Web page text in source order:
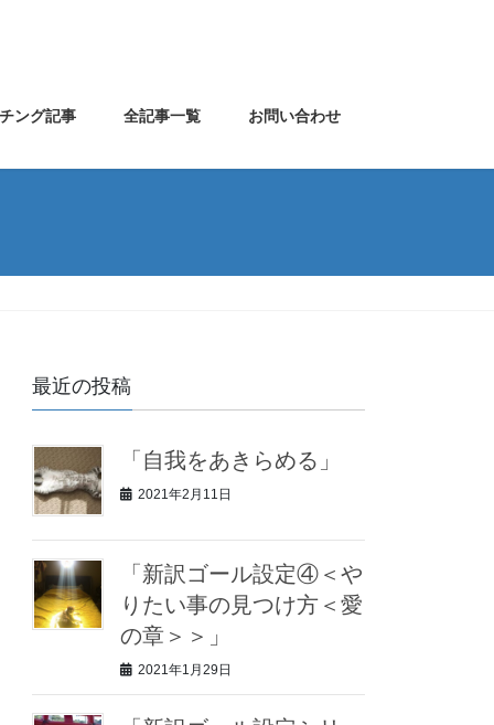
ング記事 全記事一覧 お問い合わせ
最近の投稿
「自我をあきらめる」
2021年2月11日
「新訳ゴール設定④＜や
りたい事の見つけ方＜愛
の章＞＞」
2021年1月29日